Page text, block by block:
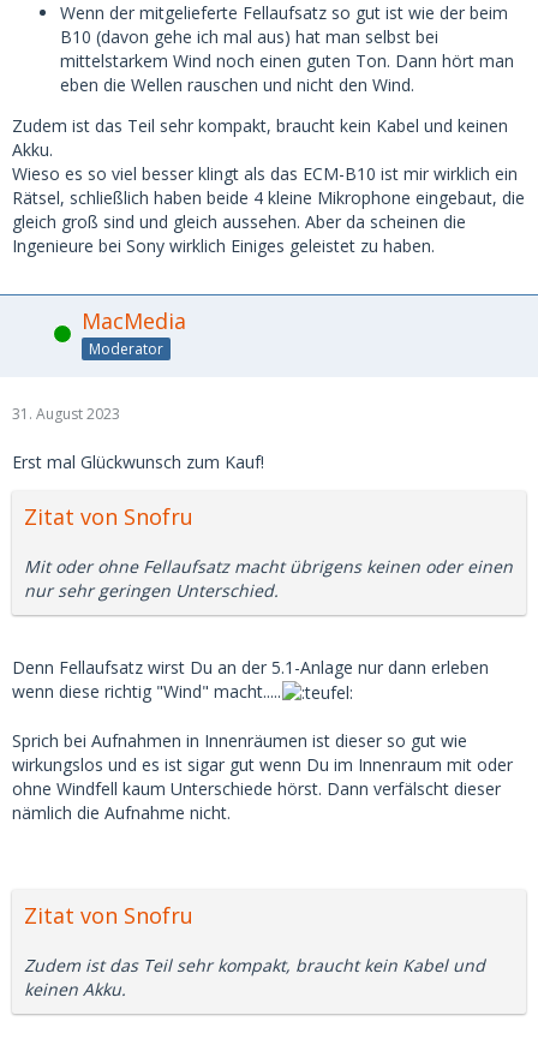
Wenn der mitgelieferte Fellaufsatz so gut ist wie der beim
B10 (davon gehe ich mal aus) hat man selbst bei
mittelstarkem Wind noch einen guten Ton. Dann hört man
eben die Wellen rauschen und nicht den Wind.
Zudem ist das Teil sehr kompakt, braucht kein Kabel und keinen
Akku.
Wieso es so viel besser klingt als das ECM-B10 ist mir wirklich ein
Rätsel, schließlich haben beide 4 kleine Mikrophone eingebaut, die
gleich groß sind und gleich aussehen. Aber da scheinen die
Ingenieure bei Sony wirklich Einiges geleistet zu haben.
Online MacMedia
Moderator
31. August 2023
Erst mal Glückwunsch zum Kauf!
Zitat von Snofru
Mit oder ohne Fellaufsatz macht übrigens keinen oder einen
nur sehr geringen Unterschied.
Denn Fellaufsatz wirst Du an der 5.1-Anlage nur dann erleben
wenn diese richtig "Wind" macht.....
Sprich bei Aufnahmen in Innenräumen ist dieser so gut wie
wirkungslos und es ist sigar gut wenn Du im Innenraum mit oder
ohne Windfell kaum Unterschiede hörst. Dann verfälscht dieser
nämlich die Aufnahme nicht.
Zitat von Snofru
Zudem ist das Teil sehr kompakt, braucht kein Kabel und
keinen Akku.